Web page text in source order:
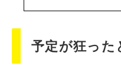
予定が狂った